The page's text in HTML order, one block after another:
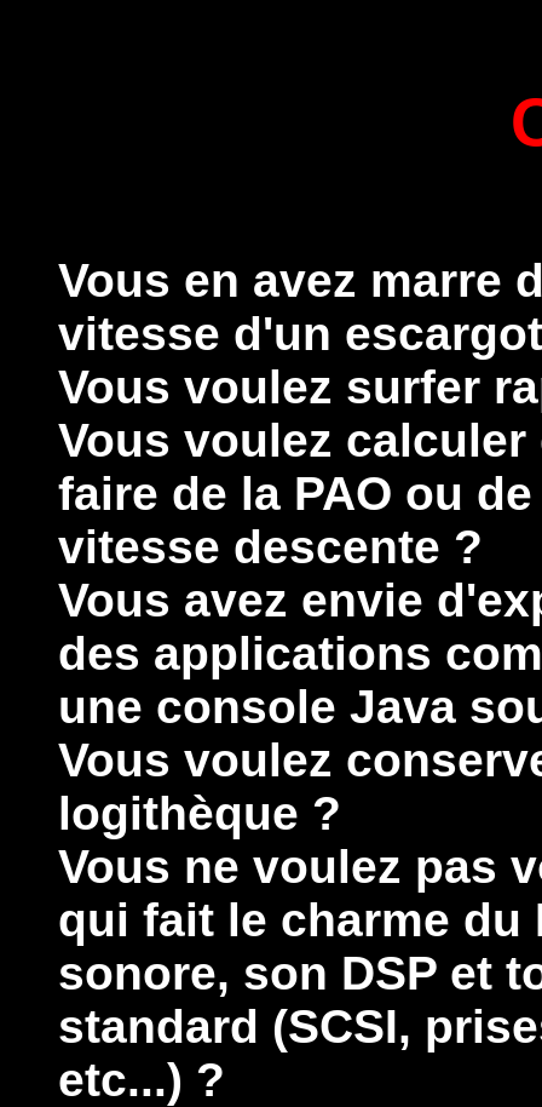
Vous en avez marre
vitesse d'un
Vous voulez surfer
Vous voulez calculer
faire de la PAO ou
vitesse descente ?
Vous avez envie
des applications
une console Java
Vous voulez
logithèque ?
Vous ne voulez pas
qui fait le charme du
sonore, son DSP et
standard (SCSI,
etc...) ?